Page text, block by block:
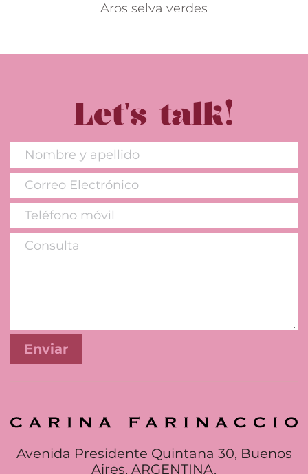
Aros selva verdes
Let's talk!
Avenida Presidente Quintana 30, Buenos
Aires, ARGENTINA.